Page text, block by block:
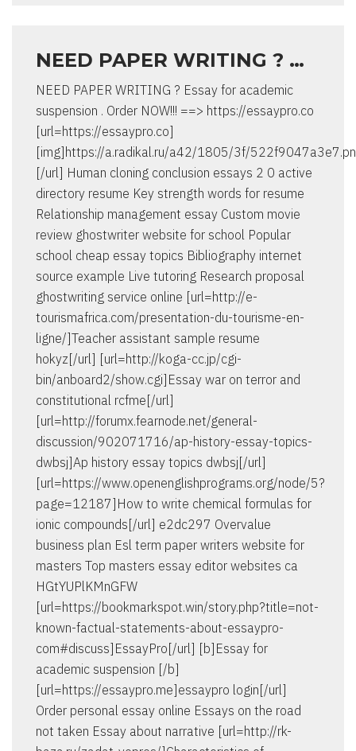
NEED PAPER WRITING ? …
NEED PAPER WRITING ? Essay for academic
suspension . Order NOW!!! ==> https://essaypro.co
[url=https://essaypro.co]
[img]https://a.radikal.ru/a42/1805/3f/
[/url] Human cloning conclusion essays 2 0 active
directory resume Key strength words for resume
Relationship management essay Custom movie
review ghostwriter website for school Popular
school cheap essay topics Bibliography internet
source example Live tutoring Research proposal
ghostwriting service online [url=http://e-
tourismafrica.com/presentation-du-tourisme-en-
ligne/]Teacher assistant sample resume
hokyz[/url] [url=http://koga-cc.jp/cgi-
bin/anboard2/show.cgi]Essay war on terror and
constitutional rcfme[/url]
[url=http://forumx.fearnode.net/general-
discussion/902071716/ap-history-essay-topics-
dwbsj]Ap history essay topics dwbsj[/url]
[url=https://www.openenglishprograms.org/node/5?
page=12187]How to write chemical formulas for
ionic compounds[/url] e2dc297 Overvalue
business plan Esl term paper writers website for
masters Top masters essay editor websites ca
HGtYUPlKMnGFW
[url=https://bookmarkspot.win/story.php?title=not-
known-factual-statements-about-essaypro-
com#discuss]EssayPro[/url] [b]Essay for
academic suspension [/b]
[url=https://essaypro.me]essaypro login[/url]
Order personal essay online Essays on the road
not taken Essay about narrative [url=http://rk-